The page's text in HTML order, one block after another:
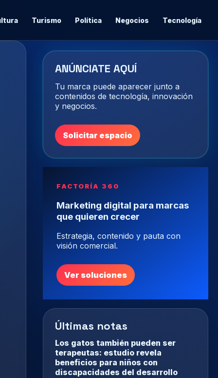
Turismo Política Negocios Tecnología
ANÚNCIATE AQUÍ
Tu marca puede aparecer junto a
contenidos de tecnología, innovación
y negocios.
Solicitar espacio
FACTORÍA 360
Marketing digital para marcas
que quieren crecer
Estrategia, contenido y pauta con
visión comercial.
Ver soluciones
Últimas notas
Los gatos también pueden ser
terapeutas: estudio revela
beneficios para niños con
discapacidades del desarrollo